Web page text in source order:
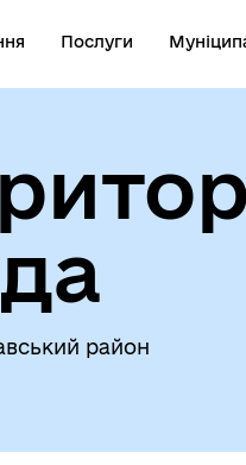
Послуги
район